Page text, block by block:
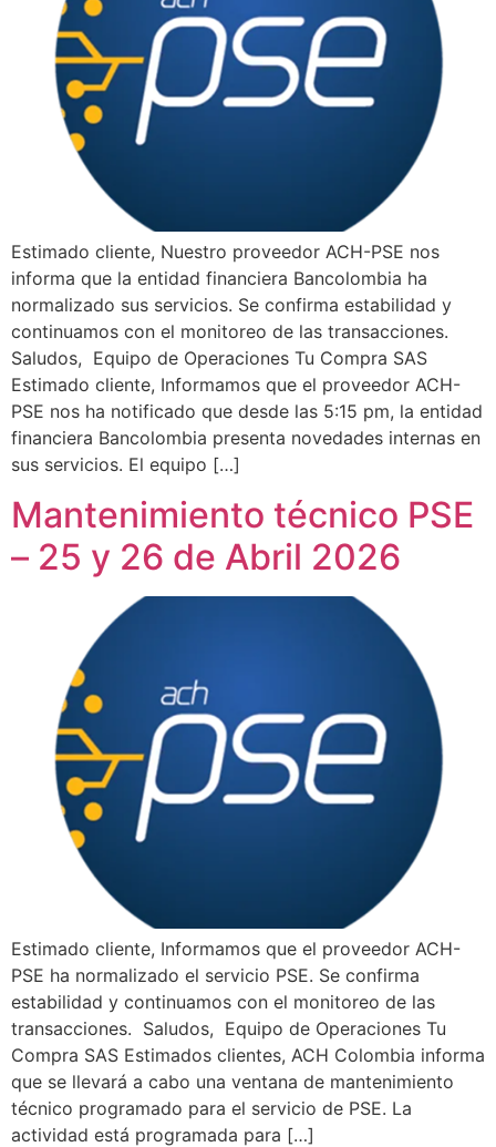
Estimado cliente, Nuestro proveedor ACH-PSE nos
informa que la entidad financiera Bancolombia ha
normalizado sus servicios. Se confirma estabilidad y
continuamos con el monitoreo de las transacciones.
Saludos, Equipo de Operaciones Tu Compra SAS
Estimado cliente, Informamos que el proveedor ACH-
PSE nos ha notificado que desde las 5:15 pm, la entidad
financiera Bancolombia presenta novedades internas en
sus servicios. El equipo […]
Mantenimiento técnico PSE
– 25 y 26 de Abril 2026
Estimado cliente, Informamos que el proveedor ACH-
PSE ha normalizado el servicio PSE. Se confirma
estabilidad y continuamos con el monitoreo de las
transacciones. Saludos, Equipo de Operaciones Tu
Compra SAS Estimados clientes, ACH Colombia informa
que se llevará a cabo una ventana de mantenimiento
técnico programado para el servicio de PSE. La
actividad está programada para […]